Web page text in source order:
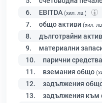
6. EBITDA (хил. лв.)
7. общо активи (хил.
8. дълготрайни
9. материални
10. парични средства
11. вземания общо
12. задължения
13. задължения към